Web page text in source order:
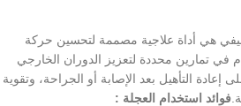
هي أداة علاجية مصممة لتحسين حركة
في تمارين محددة لتعزيز الدوران الخارجي
إعادة التأهيل بعد الإصابة أو الجراحة، وتقوية
فوائد استخدام العجلة :